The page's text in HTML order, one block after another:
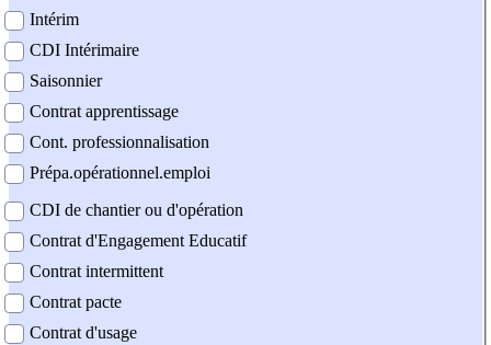
Intérim
CDI Intérimaire
Saisonnier
Contrat apprentissage
Cont. professionnalisation
Prépa.opérationnel.emploi
CDI de chantier ou d'opération
Contrat d'Engagement Educatif
Contrat intermittent
Contrat pacte
Contrat d'usage